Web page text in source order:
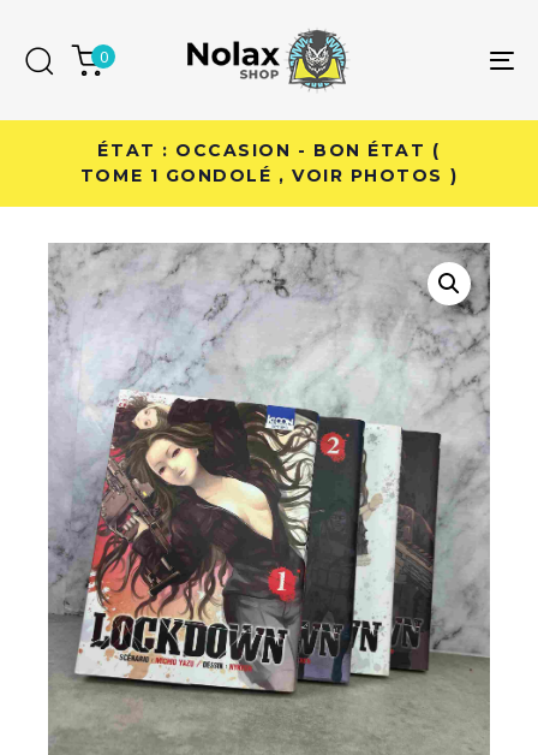
links
primary
content
0
ÉTAT : OCCASION - BON ÉTAT (
TOME 1 GONDOLÉ , VOIR PHOTOS )